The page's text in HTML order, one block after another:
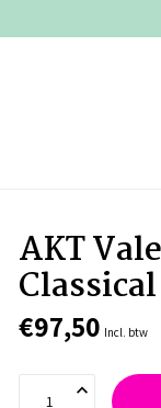
AKT
€97,50 Incl. btw